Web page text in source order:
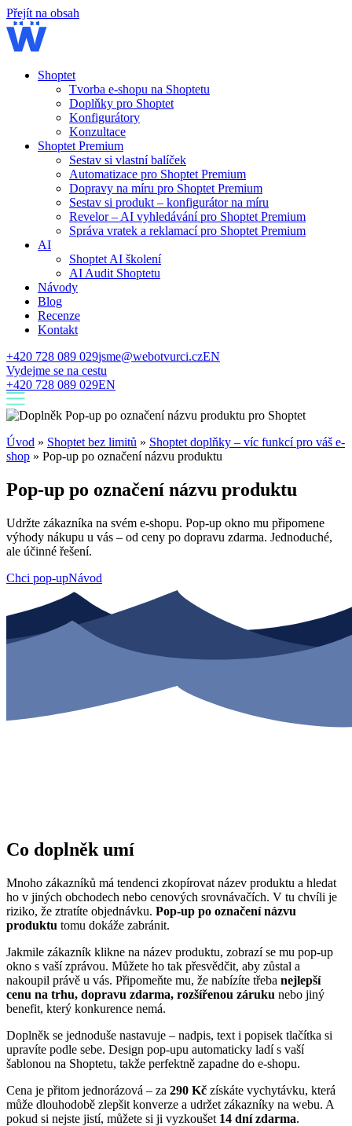
Přejít na obsah
Shoptet
Tvorba e-shopu na Shoptetu
Doplňky pro Shoptet
Konfigurátory
Konzultace
Shoptet Premium
Sestav si vlastní balíček
Automatizace pro Shoptet Premium
Dopravy na míru pro Shoptet Premium
Sestav si produkt – konfigurátor na míru
Revelor – AI vyhledávání pro Shoptet Premium
Správa vratek a reklamací pro Shoptet Premium
AI
Shoptet AI školení
AI Audit Shoptetu
Návody
Blog
Recenze
Kontakt
+420 728 089 029jsme@webotvurci.czEN
Vydejme se na cestu
+420 728 089 029EN
Úvod » Shoptet bez limitů » Shoptet doplňky – víc funkcí pro váš e-
shop » Pop-up po označení názvu produktu
Pop-up po označení názvu produktu
Udržte zákazníka na svém e-shopu. Pop-up okno mu připomene
výhody nákupu u vás – od ceny po dopravu zdarma. Jednoduché,
ale účinné řešení.
Chci pop-upNávod
Co doplněk umí
Mnoho zákazníků má tendenci zkopírovat název produktu a hledat
ho v jiných obchodech nebo cenových srovnávačích. V tu chvíli je
riziko, že ztratíte objednávku. Pop-up po označení názvu
produktu tomu dokáže zabránit.
Jakmile zákazník klikne na název produktu, zobrazí se mu pop-up
okno s vaší zprávou. Můžete ho tak přesvědčit, aby zůstal a
nakoupil právě u vás. Připomeňte mu, že nabízíte třeba nejlepší
cenu na trhu, dopravu zdarma, rozšířenou záruku nebo jiný
benefit, který konkurence nemá.
Doplněk se jednoduše nastavuje – nadpis, text i popisek tlačítka si
upravíte podle sebe. Design pop-upu automaticky ladí s vaší
šablonou na Shoptetu, takže perfektně zapadne do e-shopu.
Cena je přitom jednorázová – za 290 Kč získáte vychytávku, která
může dlouhodobě zlepšit konverze a udržet zákazníky na webu. A
pokud si nejste jistí, můžete si ji vyzkoušet 14 dní zdarma.